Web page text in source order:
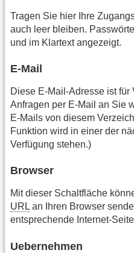
Tragen Sie hier Ihre
auch leer bleiben.
und im Klartext angezeigt.
E-Mail
Diese E-Mail-Adresse ist
Anfragen per E-Mail an Sie
E-Mails von diesem
Funktion wird in einer der
Verfügung stehen.)
Browser
Mit dieser Schaltfläche
URLan Ihren Browser
entsprechende Internet-
Uebernehmen